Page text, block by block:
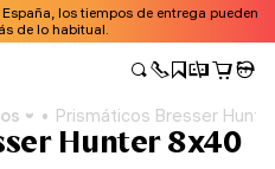
los tiempos de entrega pueden
de lo habitual.
Prismáticos Bresser
Hunter 8x40